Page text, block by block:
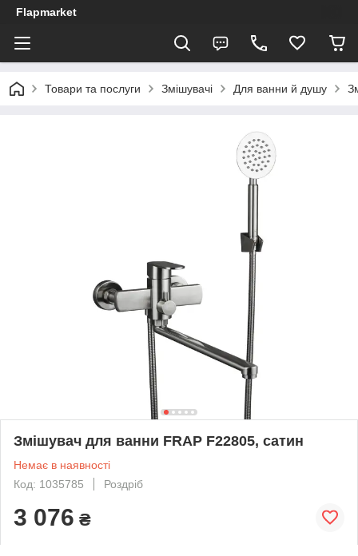
Flapmarket
Товари та послуги Змішувачі Для ванни й душу
Змішувач для ванни FRAP F22805, сатин
Немає в наявності
Код: 1035785
Роздріб
3 076 ₴